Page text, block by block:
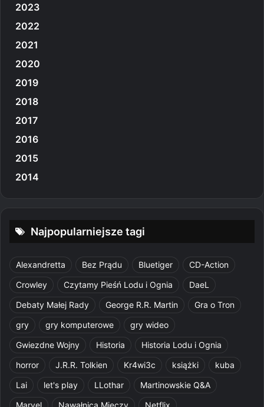
2023
2022
2021
2020
2019
2018
2017
2016
2015
2014
Najpopularniejsze tagi
Alexandretta Bez Prądu Bluetiger
CD-Action
Crowley
Czytamy Pieśń Lodu i Ognia
DaeL
Debaty Małej Rady
George R.R. Martin
Gra o Tron
gry
gry komputerowe
gry wideo
Gwiezdne Wojny
Historia
Historia Lodu i Ognia
horror
J.R.R. Tolkien Kr4wi3c książki
kuba
Lai
let's play LLothar
Martinowskie Q&A
Marvel
Nawałnica Mieczy Netflix